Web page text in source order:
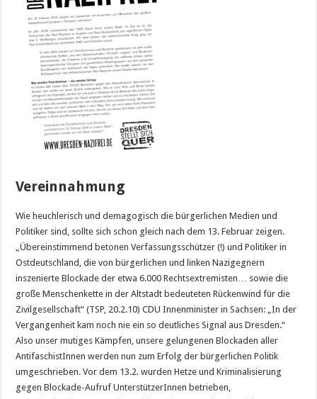
Vereinnahmung
Wie heuchlerisch und demagogisch die bürgerlichen Medien und
Politiker sind, sollte sich schon gleich nach dem 13. Februar zeigen.
„Übereinstimmend betonen Verfassungsschützer (!) und Politiker in
Ostdeutschland, die von bürgerlichen und linken Nazigegnern
inszenierte Blockade der etwa 6.000 Rechtsextremisten… sowie die
große Menschenkette in der Altstadt bedeuteten Rückenwind für die
Zivilgesellschaft“ (TSP, 20.2.10) CDU Innenminister in Sachsen: „In der
Vergangenheit kam noch nie ein so deutliches Signal aus Dresden.“
Also unser mutiges Kämpfen, unsere gelungenen Blockaden aller
AntifaschistInnen werden nun zum Erfolg der bürgerlichen Politik
umgeschrieben. Vor dem 13.2. wurden Hetze und Kriminalisierung
gegen Blockade-Aufruf UnterstützerInnen betrieben,